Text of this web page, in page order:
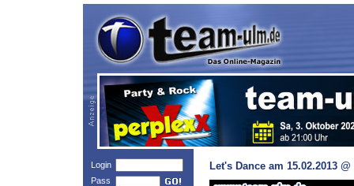
Login
Pass
Let's Dance am 15.02.2013